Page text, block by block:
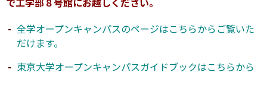
全学オープンキャンパスのページはこちらからご覧いた
だけます。
東京大学オープンキャンパスガイドブックはこちらから